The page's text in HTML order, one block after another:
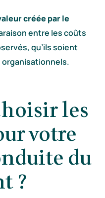
créée par le
entre les coûts
qu’ils soient
les
votre
du
?